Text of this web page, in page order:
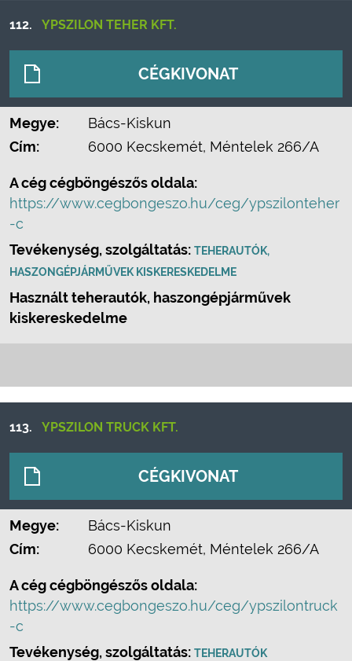
112. YPSZILON TEHER KFT.
CÉGKIVONAT
Megye:
Bács-Kiskun
Cím:
6000 Kecskemét, Méntelek 266/A
A cég cégböngészős oldala:
https://www.cegbongeszo.hu/ceg/ypszilonteher
-c
Tevékenység, szolgáltatás: TEHERAUTÓK,
HASZONGÉPJÁRMŰVEK KISKERESKEDELME
Használt teherautók, haszongépjárművek
kiskereskedelme
113. YPSZILON TRUCK KFT.
CÉGKIVONAT
Megye:
Bács-Kiskun
Cím:
6000 Kecskemét, Méntelek 266/A
A cég cégböngészős oldala:
https://www.cegbongeszo.hu/ceg/ypszilontruck
-c
Tevékenység, szolgáltatás: TEHERAUTÓK